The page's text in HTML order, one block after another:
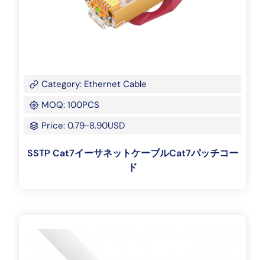
Category: Ethernet Cable
MOQ: 100PCS
Price: 0.79-8.90USD
SSTP Cat7イーサネットケーブルCat7パッチコー
ド